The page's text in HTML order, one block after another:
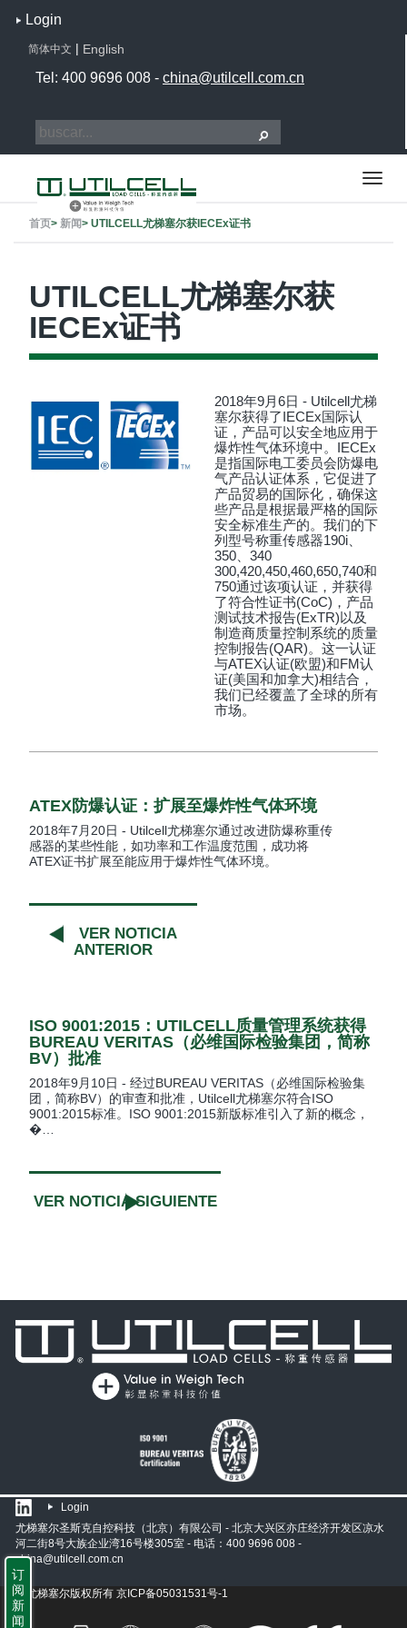
Login
简体中文 | English
Tel: 400 9696 008 - china@utilcell.com.cn
首页> 新闻> UTILCELL尤梯塞尔获IECEx证书
UTILCELL尤梯塞尔获
IECEx证书
2018年9月6日 - Utilcell尤梯
塞尔获得了IECEx国际认
证，产品可以安全地应用于
爆炸性气体环境中。IECEx
是指国际电工委员会防爆电
气产品认证体系，它促进了
产品贸易的国际化，确保这
些产品是根据最严格的国际
安全标准生产的。我们的下
列型号称重传感器190i、
350、340
300,420,450,460,650,740和
750通过该项认证，并获得
了符合性证书(CoC)，产品
测试技术报告(ExTR)以及
制造商质量控制系统的质量
控制报告(QAR)。这一认证
与ATEX认证(欧盟)和FM认
证(美国和加拿大)相结合，
我们已经覆盖了全球的所有
市场。
ATEX防爆认证：扩展至爆炸性气体环境
2018年7月20日 - Utilcell尤梯塞尔通过改进防爆称重传
感器的某些性能，如功率和工作温度范围，成功将
ATEX证书扩展至能应用于爆炸性气体环境。
VER NOTICIA
ANTERIOR
ISO 9001:2015：UTILCELL质量管理系统获得
BUREAU VERITAS（必维国际检验集团，简称
BV）批准
2018年9月10日 - 经过BUREAU VERITAS（必维国际检验集
团，简称BV）的审查和批准，Utilcell尤梯塞尔符合ISO
9001:2015标准。ISO 9001:2015新版标准引入了新的概念，
�…
VER NOTICIA SIGUIENTE
订
阅
新
闻
Login
尤梯塞尔圣斯克自控科技（北京）有限公司 - 北京大兴区亦庄经济开发区凉水
河二街8号大族企业湾16号楼305室 - 电话：400 9696 008 -
china@utilcell.com.cn
© 尤梯塞尔版权所有 京ICP备05031531号-1